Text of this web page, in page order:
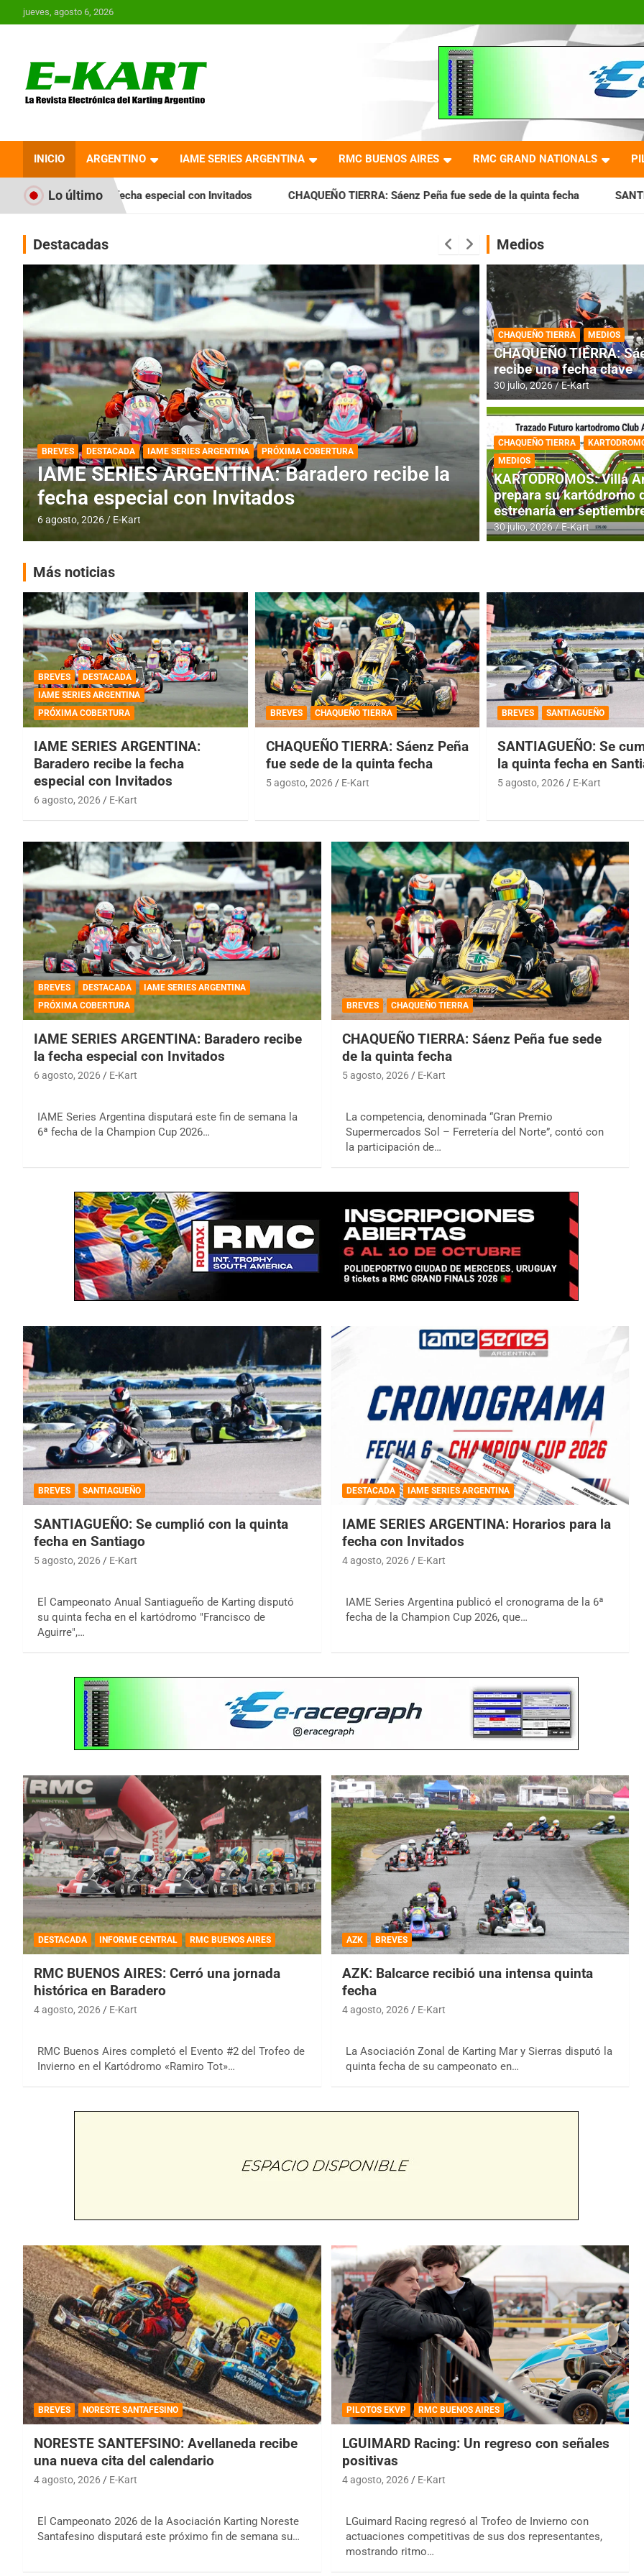
Saltar
al
jueves, agosto 6, 2026
Revista Electrónica del
Karting en Argentina
INICIO ARGENTINO IAME SERIES ARGENTINA RMC BUENOS AIRES RMC GRAND NATIONALS
Lo último
fecha especial con Invitados CHAQUEÑO TIERRA: Sáenz Peña fue sede de la quinta fecha SANTIAGUEÑO: Se
Destacadas
DESTACADA IAME SERIES ARGENTINA
IAME SERIES ARGENTINA: Horarios para la
fecha con Invitados
4 agosto, 2026 E-Kart
DESTACADA INFORME CENTRAL
RMC BUENOS
histórica en
4 agosto, 2026 E-Kart
Medios
CHAQUEÑO TIERRA MEDIOS
CHAQUEÑO TIERRA:
recibe una fecha clave
30 julio, 2026 E-Kart
CHAQUEÑO TIERRA
MEDIOS
KARTODROMOS: Villa
prepara su kartódromo
estrenaría en
30 julio, 2026 E-Kart
Más noticias
BREVES
DESTACADA
IAME SERIES ARGENTINA
PRÓXIMA COBERTURA
IAME SERIES ARGENTINA:
Baradero recibe la fecha
especial con Invitados
6 agosto, 2026 E-Kart
BREVES CHAQUEÑO TIERRA
CHAQUEÑO TIERRA: Sáenz Peña
fue sede de la quinta fecha
5 agosto, 2026 E-Kart
BREVES SANTIAGUEÑO
SANTIAGUEÑO: Se
la quinta fecha en
5 agosto, 2026 E-Kart
BREVES DESTACADA
IAME SERIES ARGENTINA
PRÓXIMA COBERTURA
IAME SERIES ARGENTINA: Baradero recibe
la fecha especial con Invitados
6 agosto, 2026 E-Kart
IAME Series Argentina disputará este fin de semana la
6ª fecha de la Champion Cup 2026…
BREVES CHAQUEÑO TIERRA
CHAQUEÑO TIERRA: Sáenz Peña fue sede
de la quinta fecha
5 agosto, 2026 E-Kart
La competencia, denominada “Gran Premio
Supermercados Sol – Ferretería del Norte”, contó con
la participación de…
BREVES SANTIAGUEÑO
SANTIAGUEÑO: Se cumplió con la quinta
fecha en Santiago
5 agosto, 2026 E-Kart
El Campeonato Anual Santiagueño de Karting disputó
su quinta fecha en el kartódromo "Francisco de
Aguirre",…
DESTACADA IAME SERIES ARGENTINA
IAME SERIES ARGENTINA: Horarios para la
fecha con Invitados
4 agosto, 2026 E-Kart
IAME Series Argentina publicó el cronograma de la 6ª
fecha de la Champion Cup 2026, que…
DESTACADA INFORME CENTRAL RMC BUENOS AIRES
RMC BUENOS AIRES: Cerró una jornada
histórica en Baradero
4 agosto, 2026 E-Kart
RMC Buenos Aires completó el Evento #2 del Trofeo de
Invierno en el Kartódromo «Ramiro Tot»…
AZK BREVES
AZK: Balcarce recibió una intensa quinta
fecha
4 agosto, 2026 E-Kart
La Asociación Zonal de Karting Mar y Sierras disputó la
quinta fecha de su campeonato en…
BREVES NORESTE SANTAFESINO
NORESTE SANTEFSINO: Avellaneda recibe
una nueva cita del calendario
4 agosto, 2026 E-Kart
El Campeonato 2026 de la Asociación Karting Noreste
Santafesino disputará este próximo fin de semana su…
PILOTOS EKVP RMC BUENOS AIRES
LGUIMARD Racing: Un regreso con señales
positivas
4 agosto, 2026 E-Kart
LGuimard Racing regresó al Trofeo de Invierno con
actuaciones competitivas de sus dos representantes,
mostrando ritmo…